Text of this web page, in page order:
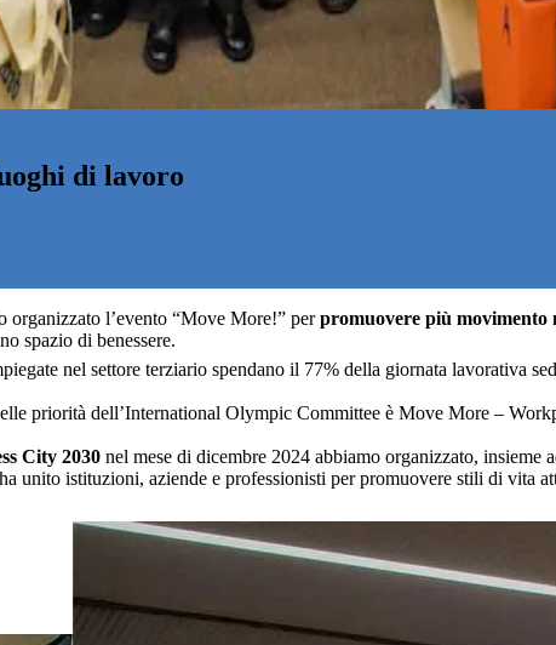
oghi di lavoro
organizzato l’evento “Move More!” per promuovere più movimento
no spazio di benessere.
nel settore terziario spendano il 77% della giornata lavorativa
priorità dell’International Olympic Committee è Move More –
City 2030 nel mese di dicembre 2024 abbiamo organizzato,
unito istituzioni, aziende e professionisti per promuovere stili di vita